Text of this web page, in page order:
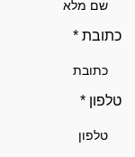
כתובת *
טלפון *